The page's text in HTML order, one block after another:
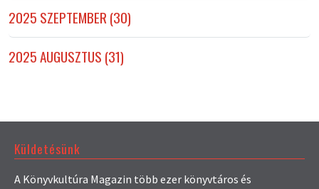
2025 SZEPTEMBER (30)
2025 AUGUSZTUS (31)
Küldetésünk
A Könyvkultúra Magazin több ezer könyvtáros és